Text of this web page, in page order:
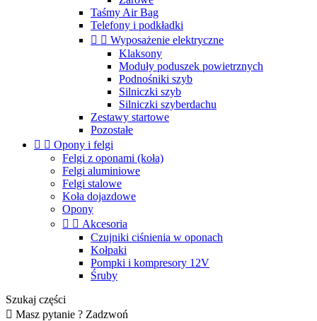
Taśmy Air Bag
Telefony i podkładki
  Wyposażenie elektryczne
Klaksony
Moduły poduszek powietrznych
Podnośniki szyb
Silniczki szyb
Silniczki szyberdachu
Zestawy startowe
Pozostałe
  Opony i felgi
Felgi z oponami (koła)
Felgi aluminiowe
Felgi stalowe
Koła dojazdowe
Opony
  Akcesoria
Czujniki ciśnienia w oponach
Kołpaki
Pompki i kompresory 12V
Śruby
Szukaj części
 Masz pytanie ? Zadzwoń